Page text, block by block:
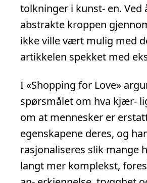
tolkninger i kunst- en.
abstrakte kroppen
ikke ville vært mulig med
artikkelen spekket med
I «Shopping for Love»
spørsmålet om hva kjær-
om at mennesker er
egenskapene deres, og
rasjonaliseres slik mange
langt mer komplekst,